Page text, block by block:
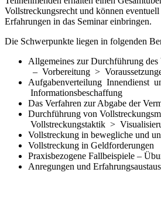
Vollstreckungsrecht und können eventuell
Erfahrungen in das Seminar einbringen.
Die Schwerpunkte liegen in folgenden
Allgemeines zur Durchführung des
– Vorbereitung >
Aufgabenverteilung Innendienst
Informationsbeschaffung
Das Verfahren zur Abgabe der
Durchführung von
Vollstreckungstaktik >
Vollstreckung in bewegliche und
Vollstreckung in Geldforderungen
Praxisbezogene Fallbeispiele –
Anregungen und